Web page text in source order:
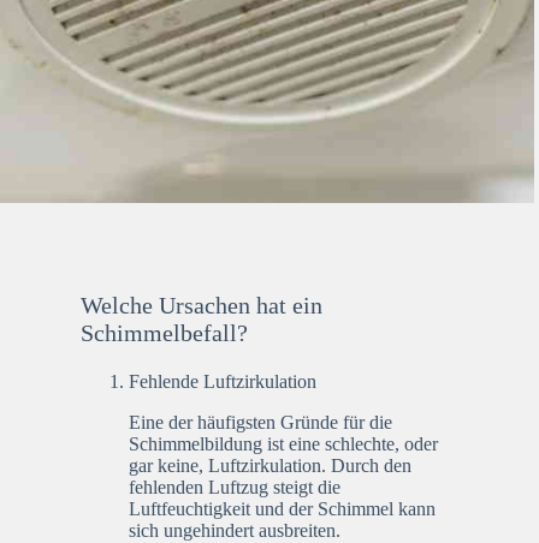
Welche Ursachen hat ein
Schimmelbefall?
Fehlende Luftzirkulation
Eine der häufigsten Gründe für die
Schimmelbildung ist eine schlechte, oder
gar keine, Luftzirkulation. Durch den
fehlenden Luftzug steigt die
Luftfeuchtigkeit und der Schimmel kann
sich ungehindert ausbreiten.